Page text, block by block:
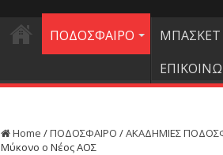
ΠΟΔΟΣΦΑΙΡΟ ΜΠΑΣΚΕΤ
Home /ΠΟΔΟΣΦΑΙΡΟ /ΑΚΑΔΗΜΙΕΣ
Μύκονο ο Νέος ΑΟΣ